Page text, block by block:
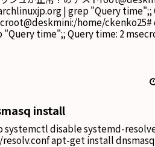
| grep "Query time";;
home/ckenko25#
"Query time";; Query time: 2
install
systemctl disable systemd-
apt-get install dnsmasq